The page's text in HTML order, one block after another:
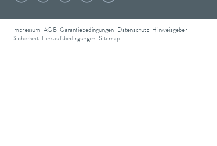
Impressum AGB Garantiebedingungen Datenschutz Hinweisgeber
Sicherheit Einkaufsbedingungen Sitemap